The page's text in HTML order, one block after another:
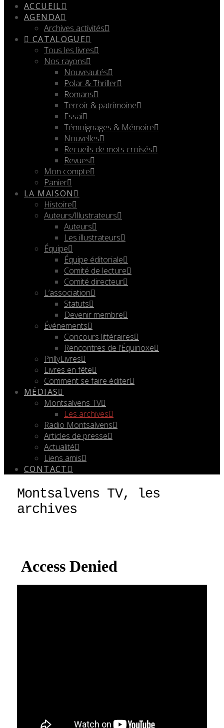
ACCUEIL
AGENDA
Archives activités
CATALOGUE
Tous les livres
Nos rayons
Nouveautés
Polar & Thriller
Romans
Terroir & patrimoine
Essai
Témoignages & Mémoire
Nouvelles
Recueils de mots croisés
Revues
Mon compte
Panier
LA MAISON
Histoire
Auteurs/Illustrateurs
Auteurs
Les illustrateurs
Équipe
Équipe éditoriale
Comité de lecture
Comité directeur
L’association
Statuts
Devenir membre
Événements
Concours littéraires
Rencontres de l’Équinoxe
PrillyLivres
Livres en fête
Comment se faire éditer
MÉDIAS
Montsalvens TV
Les archives
Radio Montsalvens
Articles de presse
Actualité
Liens amis
CONTACT
Montsalvens TV, les
archives